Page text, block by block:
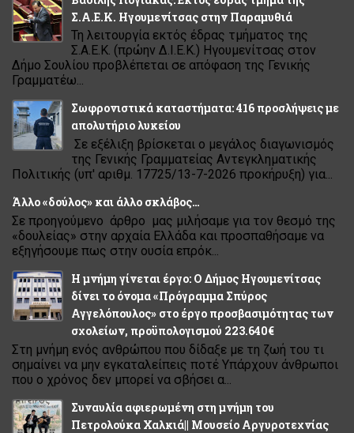
Σ.Α.Ε.Κ. Ηγουμενίτσας στην Παραμυθιά
Τη λειτουργία εκτός έδρας τμήματος της
Σ.Α.Ε.Κ. (πρώην Δ.Ι.Ε.Κ.) Ηγουμενίτσας στον
Δήμο Σουλίου προβλέπεται σε απόφαση της Γενικής
Γραμματέω...
Σωφρονιστικά καταστήματα: 416 προσλήψεις με
απολυτήριο λυκείου
Σε εξέλιξη βρίσκεται ο μεγάλος διαγωνισμός
της Γενικής Γραμματείας Αντεγκληματικής
Πολιτικής (υπ' αριθμ. 17725/13-7-2026 προκήρυξη) για...
Άλλο «δούλος» και άλλο σκλάβος…
Σε προηγούμενο άρθρο μας μιλήσαμε για τον θεσμό της
«δουλείας» στην αρχαία Ελλάδα και προσπαθήσαμε να
εξηγήσουμε πως στην ουσία επρόκ...
Η μνήμη γίνεται έργο: Ο Δήμος Ηγουμενίτσας
δίνει το όνομα «Πρόγραμμα Σπύρος
Αγγελόπουλος» στο έργο προσβασιμότητας των
σχολείων, προϋπολογισμού 223.640€
Στη μνήμη ενός ανθρώπου που δίδαξε με τη ζωή του τι
σημαίνει να μην εγκαταλείπεις ποτέ Υπάρχουν άνθρωποι
που ο χρόνος δεν μπορεί να σβήσει α...
Συναυλία αφιερωμένη στη μνήμη του
Πετρολούκα Χαλκιά|| Μουσείο Αργυροτεχνίας